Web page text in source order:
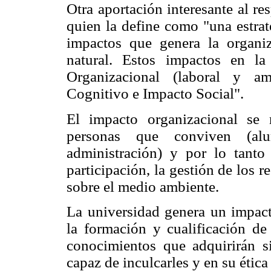
Otra aportación interesante al
quien la define como "una
impactos que genera la
natural. Estos impactos en
Organizacional (laboral y
Cognitivo e Impacto Social".
El impacto organizacional
personas que conviven
administración) y por lo
participación, la gestión de los
sobre el medio ambiente.
La universidad genera un
la formación y cualificación
conocimientos que adquirirán
capaz de inculcarles y en su